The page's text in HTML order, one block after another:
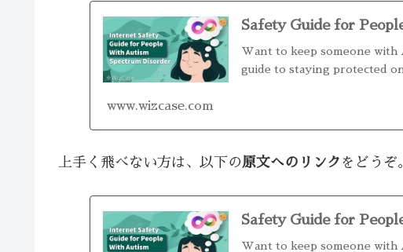
Safety Guide for
Want to keep someone with
guide to staying protected
www.wizcase.com
上手く飛べない方は、以下の原文へのリンク をどうぞ
Safety Guide for
Want to keep someone with